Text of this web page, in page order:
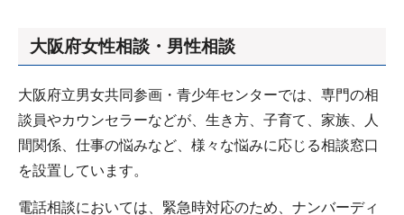
大阪府女性相談・男性相談
大阪府立男女共同参画・青少年センターでは、専門の相
談員やカウンセラーなどが、生き方、子育て、家族、人
間関係、仕事の悩みなど、様々な悩みに応じる相談窓口
を設置しています。
電話相談においては、緊急時対応のため、ナンバーディ